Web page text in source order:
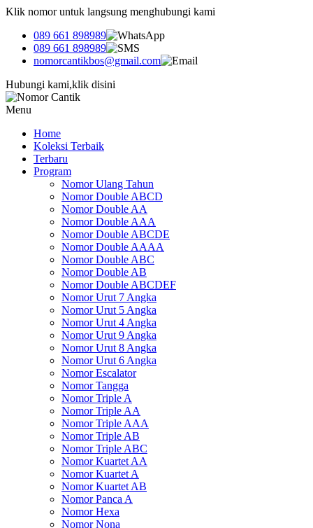
Klik nomor untuk langsung menghubungi kami
089 661 898989
089 661 898989
nomorcantikbos@gmail.com
Hubungi kami,klik disini
Menu
Home
Koleksi Terbaik
Terbaru
Program
Nomor Ulang Tahun
Nomor Double ABCD
Nomor Double AA
Nomor Double AAA
Nomor Double ABCDE
Nomor Double AAAA
Nomor Double ABC
Nomor Double AB
Nomor Double ABCDEF
Nomor Urut 7 Angka
Nomor Urut 5 Angka
Nomor Urut 4 Angka
Nomor Urut 9 Angka
Nomor Urut 8 Angka
Nomor Urut 6 Angka
Nomor Escalator
Nomor Tangga
Nomor Triple A
Nomor Triple AA
Nomor Triple AAA
Nomor Triple AB
Nomor Triple ABC
Nomor Kuartet AA
Nomor Kuartet A
Nomor Kuartet AB
Nomor Panca A
Nomor Hexa
Nomor Nona